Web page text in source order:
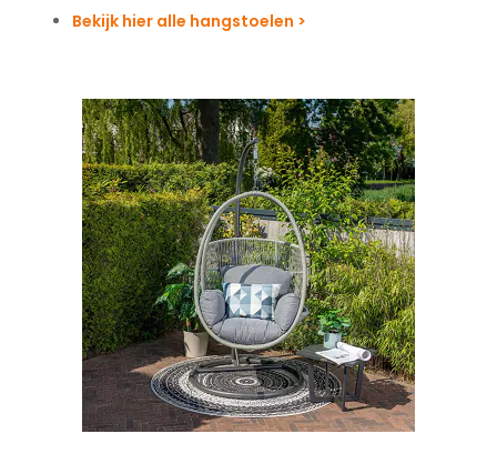
Bekijk hier alle hangstoelen >